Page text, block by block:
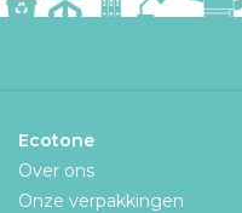
Ecotone
Over ons
Onze verpakkingen